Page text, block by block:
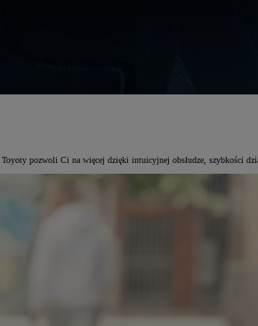
pozwoli Ci na więcej dzięki intuicyjnej obsłudze, szybkości